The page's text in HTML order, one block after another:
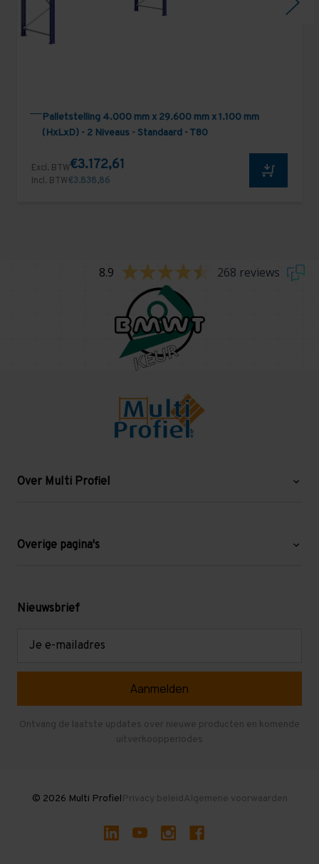
Palletstelling 4.000 mm x 29.600 mm x 1.100 mm
(HxLxD) - 2 Niveaus - Standaard - T80
Excl. BTW€3.172,61
Incl. BTW€3.838,86
8.9 268 reviews
Over Multi Profiel
Blog
Levering en afhalen
Overige pagina's
Mezzanine
Gebruikte entresolvloeren
Nieuwsbrief
Ontvang de laatste updates over nieuwe producten en komende
uitverkoopperiodes
© 2026 Multi ProfielPrivacy beleidAlgemene voorwaarden